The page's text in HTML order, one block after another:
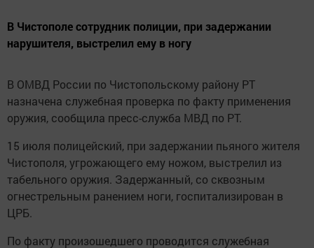
В Чистополе сотрудник полиции, при задержании
нарушителя, выстрелил ему в ногу
В ОМВД России по Чистопольскому району РТ
назначена служебная проверка по факту применения
оружия, сообщила пресс-служба МВД по РТ.
15 июля полицейский, при задержании пьяного жителя
Чистополя, угрожающего ему ножом, выстрелил из
табельного оружия. Задержанный, со сквозным
огнестрельным ранением ноги, госпитализирован в
ЦРБ.
По факту произошедшего проводится служебная